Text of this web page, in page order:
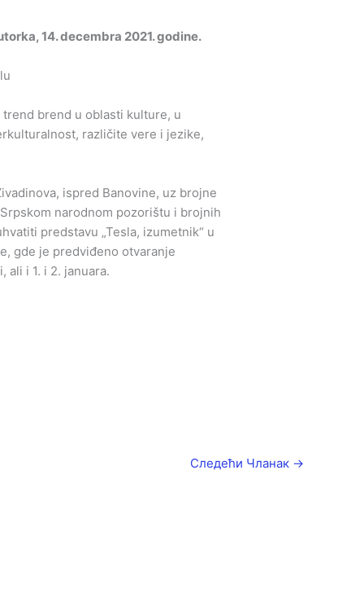
14. decembra 2021. godine.
brend u oblasti kulture, u
različite vere i jezike,
ispred Banovine, uz brojne
narodnom pozorištu i brojnih
predstavu „Tesla, izumetnik“ u
gde je predviđeno otvaranje
i 1. i 2. januara.
Следећи Чланак →